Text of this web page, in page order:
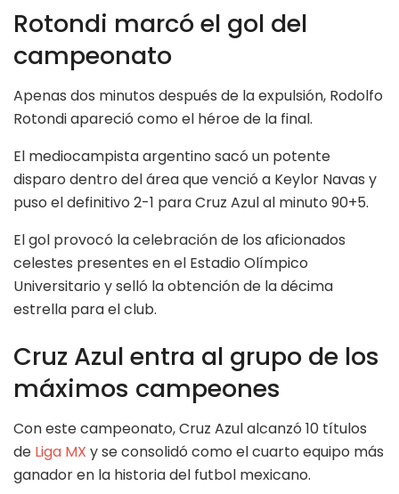
Rotondi marcó el gol del
campeonato
Apenas dos minutos después de la expulsión, Rodolfo
Rotondi apareció como el héroe de la final.
El mediocampista argentino sacó un potente
disparo dentro del área que venció a Keylor Navas y
puso el definitivo 2-1 para Cruz Azul al minuto 90+5.
El gol provocó la celebración de los aficionados
celestes presentes en el Estadio Olímpico
Universitario y selló la obtención de la décima
estrella para el club.
Cruz Azul entra al grupo de los
máximos campeones
Con este campeonato, Cruz Azul alcanzó 10 títulos
de Liga MX y se consolidó como el cuarto equipo más
ganador en la historia del futbol mexicano.